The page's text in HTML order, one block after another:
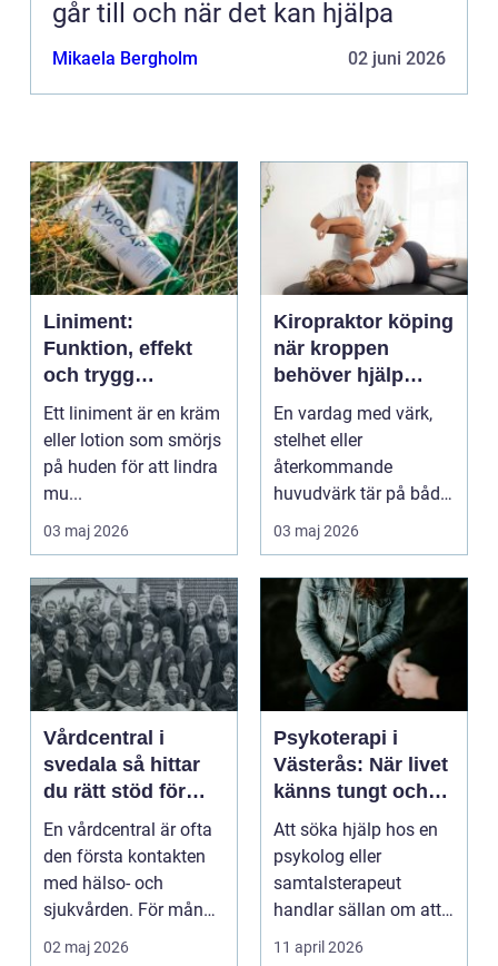
går till och när det kan hjälpa
Mikaela Bergholm 02 juni 2026
Liniment:
Funktion, effekt
och trygg
användning
Ett liniment är en kräm
eller lotion som smörjs
på huden för att lindra
mu...
03 maj 2026
Kiropraktor köping
när kroppen
behöver hjälp
tillbaka
En vardag med värk,
stelhet eller
återkommande
huvudvärk tär på både
ork och humör. Många
går länge ...
03 maj 2026
Vårdcentral i
svedala så hittar
du rätt stöd för
hela familjen
En vårdcentral är ofta
den första kontakten
med hälso- och
sjukvården. För många
i Svedala handlar v...
02 maj 2026
Psykoterapi i
Västerås: När livet
känns tungt och
du behöver prata
med någon
Att söka hjälp hos en
psykolog eller
samtalsterapeut
handlar sällan om att
vara svag....
11 april 2026